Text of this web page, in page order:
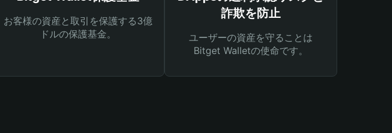
お客様の資産と取引を保護する3億
ドルの保護基金。
詐欺を防止
ユーザーの資産を守ることは
Bitget Walletの使命です。